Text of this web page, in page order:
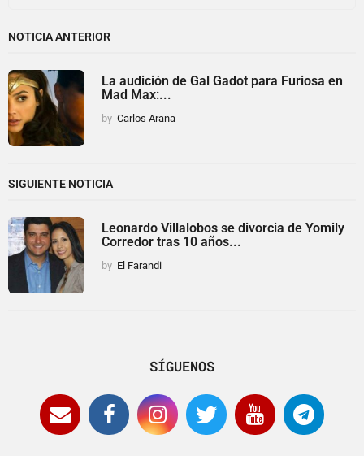
NOTICIA ANTERIOR
La audición de Gal Gadot para Furiosa en
Mad Max:...
by Carlos Arana
SIGUIENTE NOTICIA
Leonardo Villalobos se divorcia de Yomily
Corredor tras 10 años...
by El Farandi
SÍGUENOS